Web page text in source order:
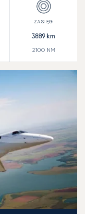
3889 km
2100 NM